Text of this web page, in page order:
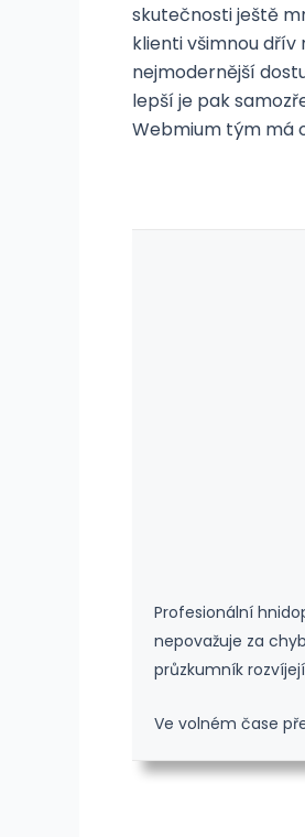
skutečnosti ještě
klienti všimnou
nejmodernější
lepší je pak
Webmium tým má
Profesionální
nepovažuje za
průzkumník
Ve volném čase